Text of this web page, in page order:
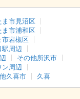
ま市見沼区
ま市浦和区
市岩槻区
駅周辺
その他所沢市
ン周辺
久喜市 久喜